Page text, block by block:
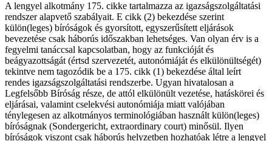
A lengyel alkotmány 175. cikke tartalmazza az igazságszolgáltatási
rendszer alapvető szabályait. E cikk (2) bekezdése szerint
külön(leges) bíróságok és gyorsított, egyszerűsített eljárások
bevezetése csak háborús időszakban lehetséges. Van olyan érv is a
fegyelmi tanáccsal kapcsolatban, hogy az funkcióját és
beágyazottságát (értsd szervezetét, autonómiáját és elkülönültségét)
tekintve nem tagozódik be a 175. cikk (1) bekezdése által leírt
rendes igazságszolgáltatási rendszerbe. Ugyan hivatalosan a
Legfelsőbb Bíróság része, de attól elkülönült vezetése, hatáskörei és
eljárásai, valamint cselekvési autonómiája miatt valójában
ténylegesen az alkotmányos terminológiában használt külön(leges)
bíróságnak (Sondergericht, extraordinary court) minősül. Ilyen
bíróságok viszont csak háborús helyzetben hozhatóak létre a lengyel